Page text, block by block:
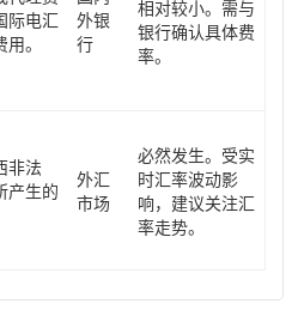
电汇
。
外银
行
相对较小。需与
银行确认具体费
率。
非法
产生的
外汇
市场
必然发生。受实
时汇率波动影
响，建议关注汇
率走势。